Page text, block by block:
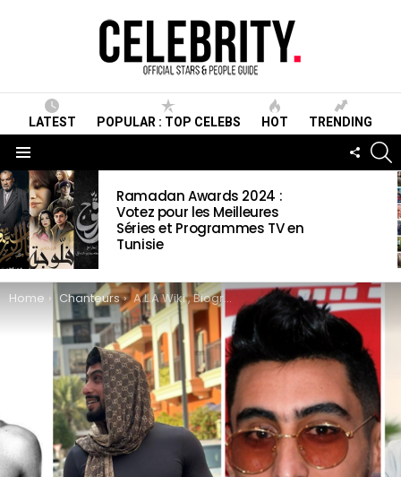
LATEST POPULAR : TOP CELEBS HOT TRENDING
LATEST
STORIES
Ramadan Awards 2024 :
Votez pour les Meilleures
Séries et Programmes TV en
Tunisie
You are here:
Home Chanteurs A.L.A Wiki , Biographie, Age, Taille, Mariage, Contact & Informations